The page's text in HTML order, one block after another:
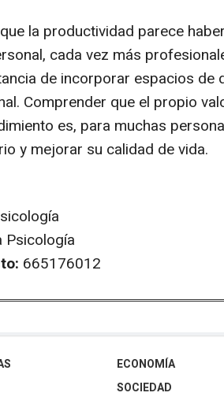
la productividad parece
cada vez más
de incorporar espacios de
Comprender que el propio
es, para muchas
y mejorar su calidad de vida.
Psicología
665176012
ECONOMÍA
SOCIEDAD